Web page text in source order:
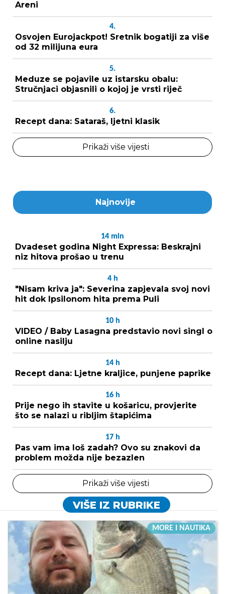
Areni
4.
Osvojen Eurojackpot! Sretnik bogatiji za više
od 32 milijuna eura
5.
Meduze se pojavile uz istarsku obalu:
Stručnjaci objasnili o kojoj je vrsti riječ
6.
Recept dana: Sataraš, ljetni klasik
Prikaži više vijesti
Najnovije
14 min
Dvadeset godina Night Expressa: Beskrajni
niz hitova prošao u trenu
4 h
"Nisam kriva ja": Severina zapjevala svoj novi
hit dok Ipsilonom hita prema Puli
10 h
VIDEO / Baby Lasagna predstavio novi singl o
online nasilju
14 h
Recept dana: Ljetne kraljice, punjene paprike
16 h
Prije nego ih stavite u košaricu, provjerite
što se nalazi u ribljim štapićima
17 h
Pas vam ima loš zadah? Ovo su znakovi da
problem možda nije bezazlen
Prikaži više vijesti
VIŠE IZ RUBRIKE
MORE I NAUTIKA